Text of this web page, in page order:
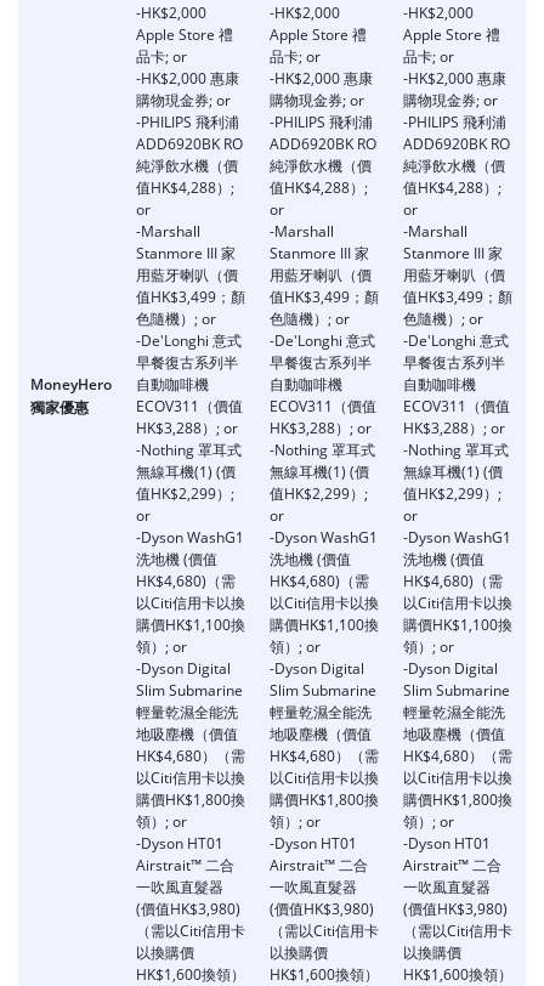
MoneyHero
獨家優惠
-HK$2,000
Apple Store 禮
品卡; or
-HK$2,000 惠康
購物現金券; or
-PHILIPS 飛利浦
ADD6920BK RO
純淨飲水機（價
值HK$4,288）;
or
-Marshall
Stanmore III 家
用藍牙喇叭（價
值HK$3,499；顏
色隨機）; or
-De'Longhi 意式
早餐復古系列半
自動咖啡機
ECOV311（價值
HK$3,288）; or
-Nothing 罩耳式
無線耳機(1) (價
值HK$2,299）;
or
-Dyson WashG1
洗地機 (價值
HK$4,680)（需
以Citi信用卡以換
購價HK$1,100換
領）; or
-Dyson Digital
Slim Submarine
輕量乾濕全能洗
地吸塵機（價值
HK$4,680）（需
以Citi信用卡以換
購價HK$1,800換
領）; or
-Dyson HT01
Airstrait™ 二合
一吹風直髮器
(價值HK$3,980)
（需以Citi信用卡
以換購價
HK$1,600換領）
-HK$2,000
Apple Store 禮
品卡; or
-HK$2,000 惠康
購物現金券; or
-PHILIPS 飛利浦
ADD6920BK RO
純淨飲水機（價
值HK$4,288）;
or
-Marshall
Stanmore III 家
用藍牙喇叭（價
值HK$3,499；顏
色隨機）; or
-De'Longhi 意式
早餐復古系列半
自動咖啡機
ECOV311（價值
HK$3,288）; or
-Nothing 罩耳式
無線耳機(1) (價
值HK$2,299）;
or
-Dyson WashG1
洗地機 (價值
HK$4,680)（需
以Citi信用卡以換
購價HK$1,100換
領）; or
-Dyson Digital
Slim Submarine
輕量乾濕全能洗
地吸塵機（價值
HK$4,680）（需
以Citi信用卡以換
購價HK$1,800換
領）; or
-Dyson HT01
Airstrait™ 二合
一吹風直髮器
(價值HK$3,980)
（需以Citi信用卡
以換購價
HK$1,600換領）
-HK$2,000
Apple Store 禮
品卡; or
-HK$2,000 惠康
購物現金券; or
-PHILIPS 飛利浦
ADD6920BK RO
純淨飲水機（價
值HK$4,288）;
or
-Marshall
Stanmore III 家
用藍牙喇叭（價
值HK$3,499；顏
色隨機）; or
-De'Longhi 意式
早餐復古系列半
自動咖啡機
ECOV311（價值
HK$3,288）; or
-Nothing 罩耳式
無線耳機(1) (價
值HK$2,299）;
or
-Dyson WashG1
洗地機 (價值
HK$4,680)（需
以Citi信用卡以換
購價HK$1,100換
領）; or
-Dyson Digital
Slim Submarine
輕量乾濕全能洗
地吸塵機（價值
HK$4,680）（需
以Citi信用卡以換
購價HK$1,800換
領）; or
-Dyson HT01
Airstrait™ 二合
一吹風直髮器
(價值HK$3,980)
（需以Citi信用卡
以換購價
HK$1,600換領）